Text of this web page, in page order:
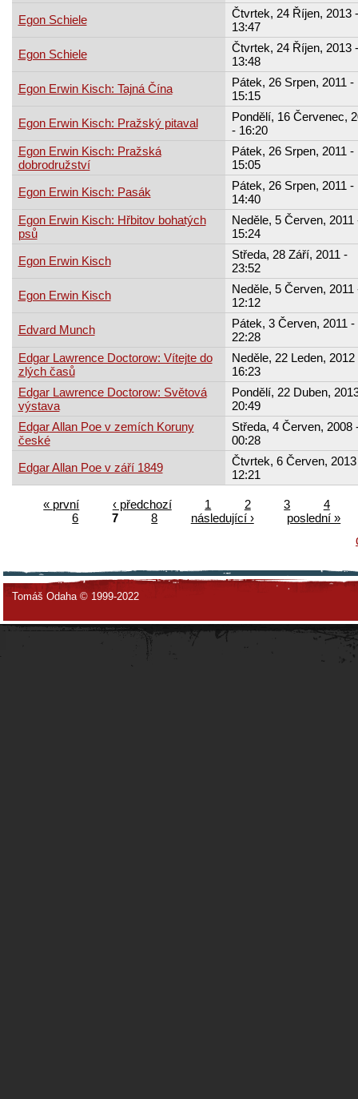
Egon Schiele
Čtvrtek, 24 Říjen, 2013 -
13:47
Egon Schiele
Čtvrtek, 24 Říjen, 2013 -
13:48
Egon Erwin Kisch: Tajná Čína
Pátek, 26 Srpen, 2011 -
15:15
Egon Erwin Kisch: Pražský pitaval
Pondělí, 16 Červenec,
- 16:20
Egon Erwin Kisch: Pražská
dobrodružství
Pátek, 26 Srpen, 2011 -
15:05
Egon Erwin Kisch: Pasák
Pátek, 26 Srpen, 2011 -
14:40
Egon Erwin Kisch: Hřbitov bohatých
psů
Neděle, 5 Červen, 2011
15:24
Egon Erwin Kisch
Středa, 28 Září, 2011 -
23:52
Egon Erwin Kisch
Neděle, 5 Červen, 2011
12:12
Edvard Munch
Pátek, 3 Červen, 2011 -
22:28
Edgar Lawrence Doctorow: Vítejte do
zlých časů
Neděle, 22 Leden, 2012
16:23
Edgar Lawrence Doctorow: Světová
výstava
Pondělí, 22 Duben,
20:49
Edgar Allan Poe v zemích Koruny
české
Středa, 4 Červen, 2008
00:28
Edgar Allan Poe v září 1849
Čtvrtek, 6 Červen,
12:21
« první ‹ předchozí 1 2 3
4
6
7 8 následující ›
poslední »
Tomáš Odaha © 1999-2022